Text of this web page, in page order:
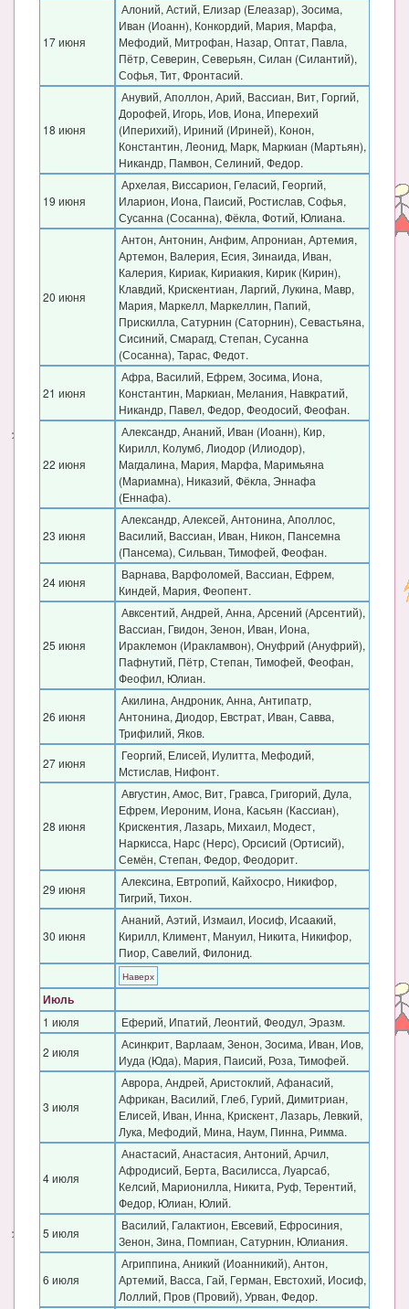
17 июня
Алоний, Астий, Елизар (Елеазар), Зосима,
Иван (Иоанн), Конкордий, Мария, Марфа,
Мефодий, Митрофан, Назар, Оптат, Павла,
Пётр, Северин, Северьян, Силан (Силантий),
Софья, Тит, Фронтасий.
18 июня
Анувий, Аполлон, Арий, Вассиан, Вит, Горгий,
Дорофей, Игорь, Иов, Иона, Иперехий
(Иперихий), Ириний (Ириней), Конон,
Константин, Леонид, Марк, Маркиан (Мартьян),
Никандр, Памвон, Селиний, Федор.
19 июня
Архелая, Виссарион, Геласий, Георгий,
Иларион, Иона, Паисий, Ростислав, Софья,
Сусанна (Сосанна), Фёкла, Фотий, Юлиана.
20 июня
Антон, Антонин, Анфим, Апрониан, Артемия,
Артемон, Валерия, Есия, Зинаида, Иван,
Калерия, Кириак, Кириакия, Кирик (Кирин),
Клавдий, Крискентиан, Ларгий, Лукина, Мавр,
Мария, Маркелл, Маркеллин, Папий,
Прискилла, Сатурнин (Саторнин), Севастьяна,
Сисиний, Смарагд, Степан, Сусанна
(Сосанна), Тарас, Федот.
21 июня
Афра, Василий, Ефрем, Зосима, Иона,
Константин, Маркиан, Мелания, Навкратий,
Никандр, Павел, Федор, Феодосий, Феофан.
22 июня
Александр, Ананий, Иван (Иоанн), Кир,
Кирилл, Колумб, Лиодор (Илиодор),
Магдалина, Мария, Марфа, Маримьяна
(Мариамна), Никазий, Фёкла, Эннафа
(Еннафа).
23 июня
Александр, Алексей, Антонина, Аполлос,
Василий, Вассиан, Иван, Никон, Пансемна
(Пансема), Сильван, Тимофей, Феофан.
24 июня
Варнава, Варфоломей, Вассиан, Ефрем,
Киндей, Мария, Феопент.
25 июня
Авксентий, Андрей, Анна, Арсений (Арсентий),
Вассиан, Гвидон, Зенон, Иван, Иона,
Ираклемон (Иракламвон), Онуфрий (Ануфрий),
Пафнутий, Пётр, Степан, Тимофей, Феофан,
Феофил, Юлиан.
26 июня
Акилина, Андроник, Анна, Антипатр,
Антонина, Диодор, Евстрат, Иван, Савва,
Трифилий, Яков.
27 июня
Георгий, Елисей, Иулитта, Мефодий,
Мстислав, Нифонт.
28 июня
Августин, Амос, Вит, Гравса, Григорий, Дула,
Ефрем, Иероним, Иона, Касьян (Кассиан),
Крискентия, Лазарь, Михаил, Модест,
Наркисса, Нарс (Нерc), Орсисий (Ортисий),
Семён, Степан, Федор, Феодорит.
29 июня
Алексина, Евтропий, Кайхосро, Никифор,
Тигрий, Тихон.
30 июня
Ананий, Аэтий, Измаил, Иосиф, Исаакий,
Кирилл, Климент, Мануил, Никита, Никифор,
Пиор, Савелий, Филонид.
Наверх
Июль
1 июля
Еферий, Ипатий, Леонтий, Феодул, Эразм.
2 июля
Асинкрит, Варлаам, Зенон, Зосима, Иван, Иов,
Иуда (Юда), Мария, Паисий, Роза, Тимофей.
3 июля
Аврора, Андрей, Аристоклий, Афанасий,
Африкан, Василий, Глеб, Гурий, Димитриан,
Елисей, Иван, Инна, Крискент, Лазарь, Левкий,
Лука, Мефодий, Мина, Наум, Пинна, Римма.
4 июля
Анастасий, Анастасия, Антоний, Арчил,
Афродисий, Берта, Василисса, Луарсаб,
Келсий, Марионилла, Никита, Руф, Терентий,
Федор, Юлиан, Юлий.
5 июля
Василий, Галактион, Евсевий, Ефросиния,
Зенон, Зина, Помпиан, Сатурнин, Юлиания.
6 июля
Агриппина, Аникий (Иоанникий), Антон,
Артемий, Васса, Гай, Герман, Евстохий, Иосиф,
Лоллий, Пров (Провий), Урван, Федор.